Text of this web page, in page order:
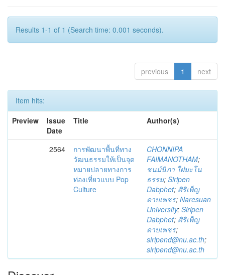
Results 1-1 of 1 (Search time: 0.001 seconds).
previous 1 next
Item hits:
Preview
Issue
Date
Title Author(s)
2564
การพัฒนาพื้นที่ทาง
วัฒนธรรมให้เป็นจุด
หมายปลายทางการ
ท่องเที่ยวแบบ Pop
Culture
CHONNIPA
FAIMANOTHAM;
ชนม์นิภา ใฝ่มะโน
ธรรม; Siripen
Dabphet; ศิริเพ็ญ
ดาบเพชร; Naresuan
University; Siripen
Dabphet; ศิริเพ็ญ
ดาบเพชร;
siripend@nu.ac.th;
siripend@nu.ac.th